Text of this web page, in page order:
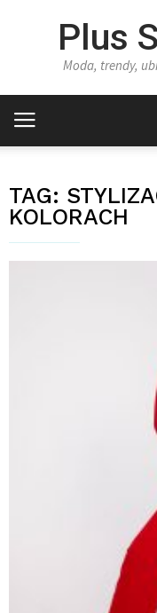
Plus
Moda, trendy,
TAG:
KOLORACH